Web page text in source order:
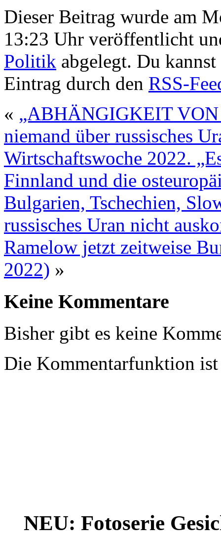
Dieser Beitrag wurde am
13:23 Uhr veröffentlicht
Politik abgelegt. Du
Eintrag durch den RSS-
« „ABHÄNGIGKEIT
niemand über russisches
Wirtschaftswoche 2022.
Finnland und die
Bulgarien, Tschechien,
russisches Uran nicht
Ramelow jetzt zeitweise
2022) »
Keine Kommentare
Bisher gibt es keine
Die Kommentarfunktion
NEU: Fotoserie